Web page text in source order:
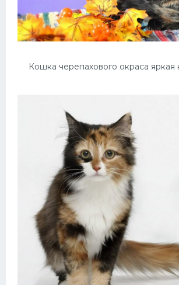
Кошка черепахового окраса яркая